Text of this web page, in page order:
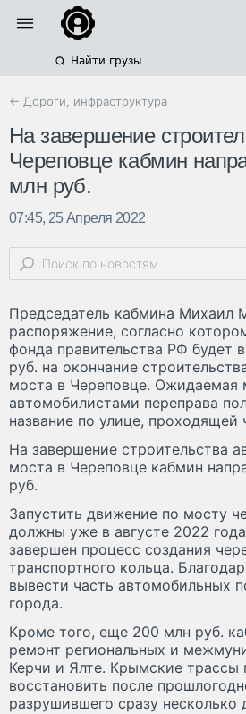
Найти грузы
← Дороги, инфраструктура
На завершение
Череповце кабмин
млн руб.
07:45, 25 Апреля 2022
Председатель кабмина Михаил
распоряжение, согласно
фонда правительства РФ будет
руб. на окончание
моста в Череповце. Ожидаемая
автомобилистами переправа
название по улице, проходящей
На завершение строительства
моста в Череповце кабмин
руб.
Запустить движение по мосту
должны уже в августе 2022
завершен процесс создания
транспортного кольца.
вывести часть автомобильных
города.
Кроме того, еще 200 млн руб.
ремонт региональных и
Керчи и Ялте. Крымские трассы
восстановить после
разрушившего сразу несколько